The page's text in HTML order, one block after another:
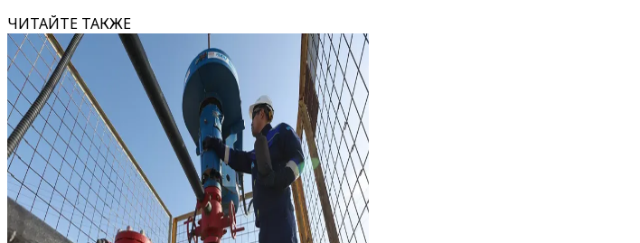
ЧИТАЙТЕ ТАКЖЕ